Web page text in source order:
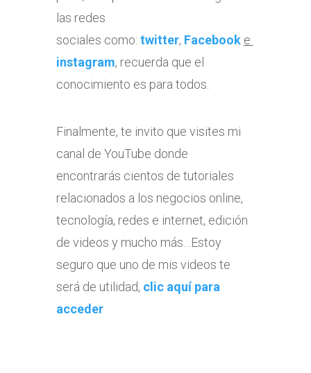
las redes
sociales como: twitter, Facebook e
instagram, recuerda que el
conocimiento es para todos.
Finalmente, te invito que visites mi
canal de YouTube donde
encontrarás cientos de tutoriales
relacionados a los negocios online,
tecnología, redes e internet, edición
de videos y mucho más…Estoy
seguro que uno de mis videos te
será de utilidad, clic aquí para
acceder